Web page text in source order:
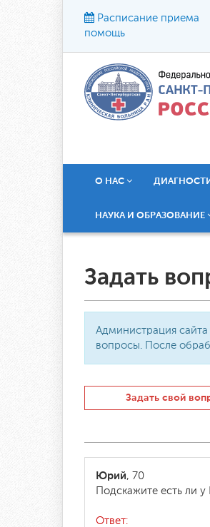
Расписание приема
помощь
О НАС
НАУКА И ОБРАЗОВАНИЕ
Задать
Администрация сайта
вопросы. После
Задать свой
Юрий, 70
Подскажите есть ли
Ответ: